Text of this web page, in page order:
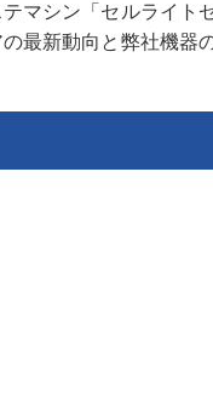
マシン「セルライト
最新動向と弊社機器の